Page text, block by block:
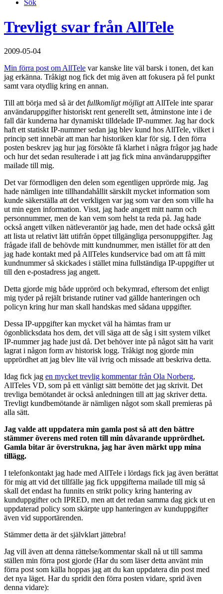
Sök
Trevligt svar från AllTele
2009-05-04
Min förra post om AllTele var kanske lite väl barsk i tonen, det kan
jag erkänna. Tråkigt nog fick det mig även att fokusera på fel punkt
samt vara otydlig kring en annan.
Till att börja med så är det fullkomligt möjligtatt AllTele inte sparar
användaruppgifter historiskt rent generellt sett, åtminstone inte i de
fall där kunderna har dynamiskt tilldelade IP-nummer. Jag har dock
haft ett statiskt IP-nummer sedan jag blev kund hos AllTele, vilket i
princip sett innebär att man har historiken klar för sig. I den förra
posten beskrev jag hur jag försökte få klarhet i några frågor jag hade
och hur det sedan resulterade i att jag fick mina användaruppgifter
mailade till mig.
Det var förmodligen den delen som egentligen upprörde mig. Jag
hade nämligen inte tillhandahållit särskilt mycket information som
kunde säkerställa att det verkligen var jag som var den som ville ha
ut min egen information. Visst, jag hade angett mitt namn och
personnummer, men de kan vem som helst ta reda på. Jag hade
också angett vilken nätleverantör jag hade, men det hade också gått
att lista ut relativt lätt utifrån öppet tillgängliga personuppgifter. Jag
frågade ifall de behövde mitt kundnummer, men istället för att den
jag hade kontakt med på AllTeles kundservice bad om att få mitt
kundnummer så skickades i stället mina fullständiga IP-uppgifter ut
till den e-postadress jag angett.
Detta gjorde mig både upprörd och bekymrad, eftersom det enligt
mig tyder på rejält bristande rutiner vad gällde hanteringen och
policyn kring hur man skall handskas med sådana uppgifter.
Dessa IP-uppgifter kan mycket väl ha hämtas fram ur
ögonblicksdata hos dem, det vill säga att de såg i sitt system vilket
IP-nummer jag hade just då. Det behöver inte på något sätt ha varit
lagrat i någon form av historisk logg. Tråkigt nog gjorde min
upprördhet att jag blev lite väl ivrig och missade att beskriva detta.
Idag fick jag en mycket trevlig kommentar från Ola Norberg,
AllTeles VD, som på ett vänligt sätt bemötte det jag skrivit. Det
trevliga bemötandet är också anledningen till att jag skriver detta.
Trevligt kundbemötande är nämligen något som skall premieras på
alla sätt.
Jag valde att uppdatera min gamla post så att den bättre
stämmer överens med roten till min dåvarande upprördhet.
Gamla bitar är överstrukna, jag har även märkt upp mina
tillägg.
I telefonkontakt jag hade med AllTele i lördags fick jag även berättat
för mig att vid det tillfälle jag fick uppgifterna mailade till mig så
skall det endast ha funnits en strikt policy kring hantering av
kunduppgifter och IPRED, men att det redan samma dag gick ut en
uppdaterad policy som skärpte upp hanteringen av kunduppgifter
även vid supportärenden.
Stämmer detta är det självklart jättebra!
Jag vill även att denna rättelse/kommentar skall nå ut till samma
ställen min förra post gjorde (Har du som läser detta använt min
förra post som källa hoppas jag att du kan uppdatera din post med
det nya läget. Har du spridit den förra posten vidare, sprid även
denna vidare):